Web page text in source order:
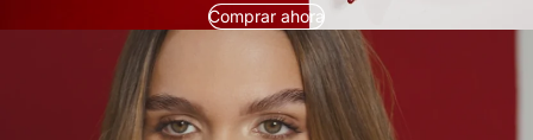
Comprar ahora